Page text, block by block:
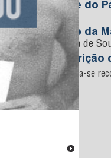
Nome do
Sousa
Nome da
Pereira de
Descrição
encontra-se
rocha